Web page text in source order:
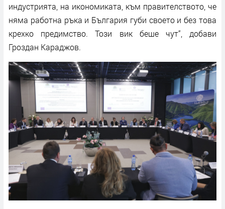
индустрията, на икономиката, към правителството, че
няма работна ръка и България губи своето и без това
крехко предимство. Този вик беше чут“, добави
Гроздан Караджов.